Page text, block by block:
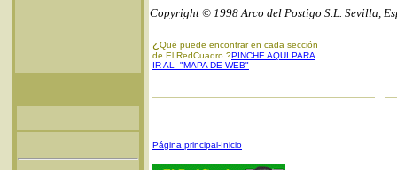
Copyright © 1998 Arco del Postigo S.L. Sevilla,
¿ Qué puede encontrar en cada sección
de El RedCuadro ?PINCHE AQUI PARA
IR AL "MAPA DE WEB"
Página principal-Inicio